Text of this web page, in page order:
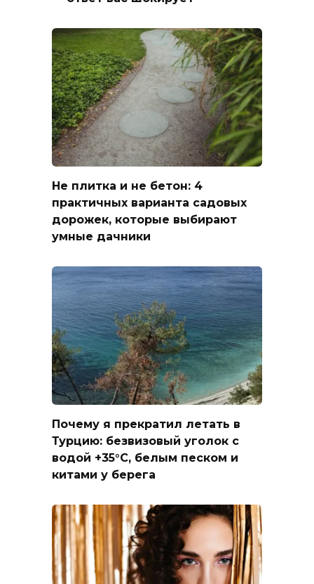
Не плитка и не бетон: 4
практичных варианта садовых
дорожек, которые выбирают
умные дачники
Почему я прекратил летать в
Турцию: безвизовый уголок с
водой +35°C, белым песком и
китами у берега